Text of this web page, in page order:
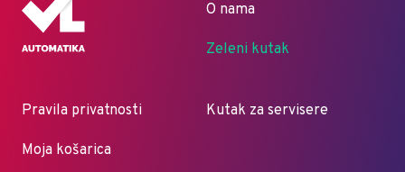
O nama
Zeleni kutak
Pravila privatnosti
Moja košarica
Kutak za servisere